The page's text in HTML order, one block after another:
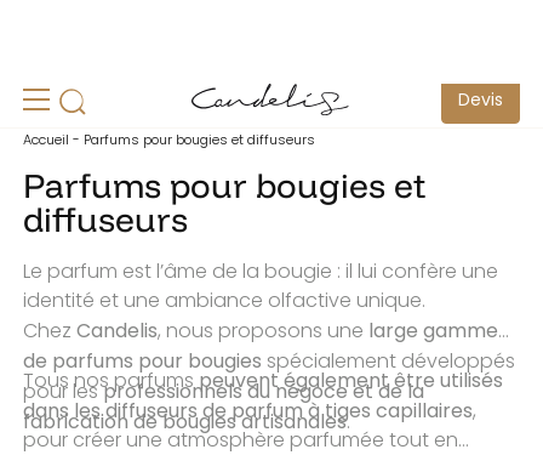
Devis
Accueil - Parfums pour bougies et diffuseurs
Parfums pour bougies et
diffuseurs
Le parfum est l’âme de la bougie : il lui confère une
identité et une ambiance olfactive unique.
ChezCandelis, nous proposons une large gamme
de parfums pour bougies spécialement développés
pour lesprofessionnels du négoce et de la
fabrication de bougies artisanales.
Tous nos parfums peuvent également être utilisés
dans les diffuseurs de parfum à tiges capillaires,
pour créer une atmosphère parfumée tout en